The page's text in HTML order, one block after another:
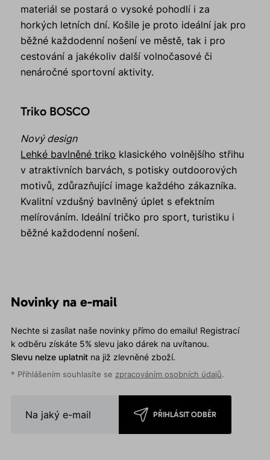
materiál se postará o vysoké pohodlí i za
horkých letních dní. Košile je proto ideální jak pro
běžné každodenní nošení ve městě, tak i pro
cestování a jakékoliv další volnočasové či
nenáročné sportovní aktivity.
Triko BOSCO
Nový design
Lehké bavlněné triko klasického volnějšího střihu
v atraktivních barvách, s potisky outdoorových
motivů, zdůrazňující image každého zákazníka.
Kvalitní vzdušný bavlněný úplet s efektním
melírováním. Ideální tričko pro sport, turistiku i
běžné každodenní nošení.
Novinky na e-mail
Nechte si zasílat naše novinky přímo do emailu! Registrací
k odběru získáte 5% slevu jako dárek na uvítanou.
Slevu nelze uplatnitna již zlevněné zboží.
* Přihlášením souhlasíte se zpracováním osobních údajů.
PŘIHLÁSIT ODBĚR